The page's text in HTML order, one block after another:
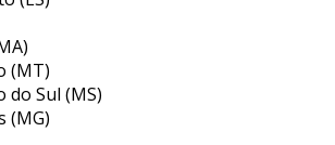
do
em diferentes
equipe altamente
realiza serviços de
e corretiva, além de
(MT)
do Sul (MS)
(MG)